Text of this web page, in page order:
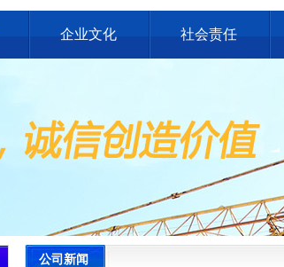
企业文化 社会责任
公司新闻